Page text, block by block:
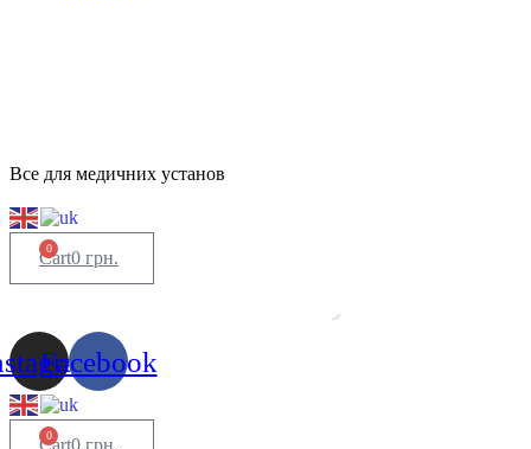
Все для медичних установ
0 грн.
0
Cart
Facebook
0 грн.
0
Cart